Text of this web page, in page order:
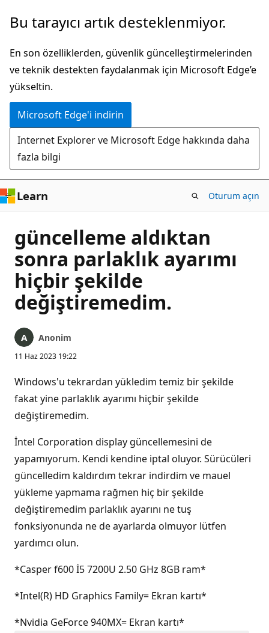
Ana
atla
Bu tarayıcı artık desteklenmiyor.
En son özelliklerden, güvenlik güncelleştirmelerinden
ve teknik destekten faydalanmak için Microsoft Edge’e
yükseltin.
Microsoft Edge'i indirin
Internet Explorer ve Microsoft Edge hakkında daha
fazla bilgi
Learn Oturum açın
güncelleme aldıktan
sonra parlaklık ayarımı
hiçbir şekilde
değiştiremedim.
Anonim
11 Haz 2023 19:22
Windows'u tekrardan yükledim temiz bir şekilde
fakat yine parlaklık ayarımı hiçbir şekilde
değiştiremedim.
İntel Corporation display güncellemesini de
yapamıyorum. Kendi kendine iptal oluyor. Sürücüleri
güncelledim kaldırdım tekrar indirdim ve mauel
yükleme yapmama rağmen hiç bir şekilde
değiştiremedim parlaklık ayarını ne tuş
fonksiyonunda ne de ayarlarda olmuyor lütfen
yardımcı olun.
*Casper f600 İ5 7200U 2.50 GHz 8GB ram*
*Intel(R) HD Graphics Family= Ekran kartı*
*Nvidia GeForce 940MX= Ekran kartı*